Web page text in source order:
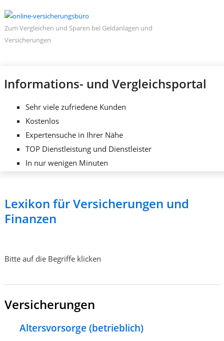
Zum Vergleichen und Sparen bei Geldanlagen und
Versicherungen
Informations- und Vergleichsportal
Sehr viele zufriedene Kunden
Kostenlos
Expertensuche in Ihrer Nähe
TOP Dienstleistung und Dienstleister
In nur wenigen Minuten
Lexikon für Versicherungen und
Finanzen
Bitte auf die Begriffe klicken
Versicherungen
Altersvorsorge (betrieblich)